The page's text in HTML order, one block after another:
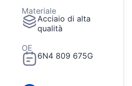
Materiale
Acciaio di alta
qualità
OE
6N4 809 675G